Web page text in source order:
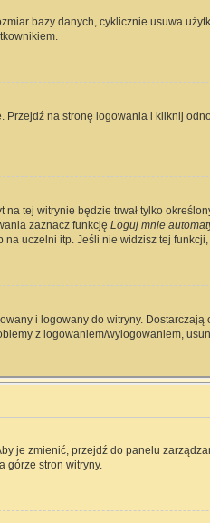
bazy danych, cyklicznie usuwa
na stronę logowania i kliknij
na tej witrynie będzie trwał tylko
zaznacz funkcję Loguj mnie
uczelni itp. Jeśli nie widzisz tej funkcji,
i logowany do witryny.
z logowaniem/wylogowaniem,
je zmienić, przejdź do panelu
górze stron witryny.